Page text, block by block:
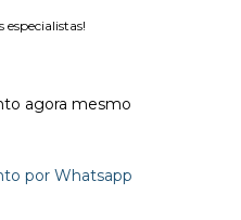
agora mesmo
por Whatsapp